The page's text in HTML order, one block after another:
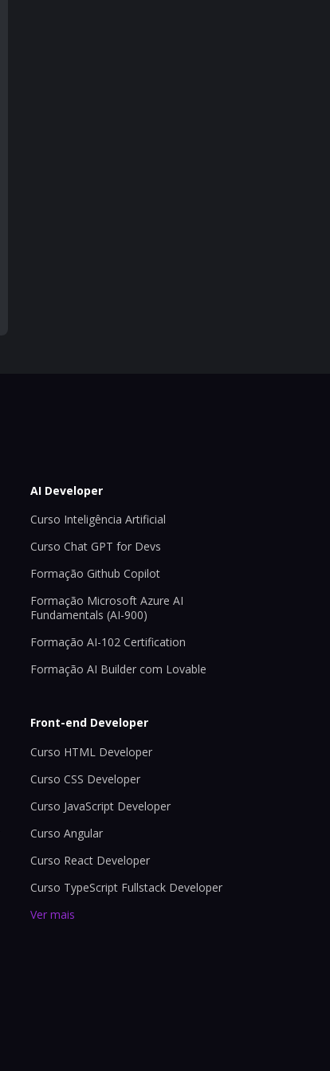
AI Developer
Curso Inteligência Artificial
Curso Chat GPT for Devs
Formação Github Copilot
Formação Microsoft Azure AI
Fundamentals (AI-900)
Formação AI-102 Certification
Formação AI Builder com Lovable
Front-end Developer
Curso HTML Developer
Curso CSS Developer
Curso JavaScript Developer
Curso Angular
Curso React Developer
Curso TypeScript Fullstack Developer
Ver mais